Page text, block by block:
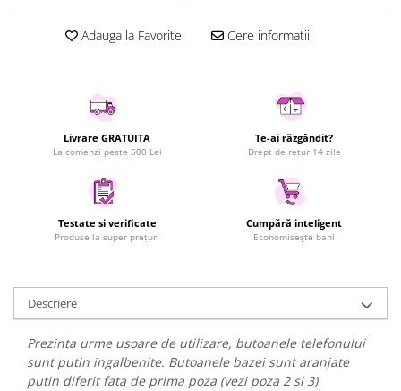
Accesorii si piese masini spalat
rufe si uscatoare
Aparate Frigorifice
Aparate Racire Aer
Aragaze si cuptoare cu microunde
Climatizare & sisteme de incalzire
Electrocasnice pentru Bucatarie
Fiare de calcat si masini de cusut
Ingrijire Locuinta
Bijuterii
Ceasuri dama
Cutii, curele si accesorii ceasuri
Adauga la Favorite Cere informatii
Livrare GRATUITA
La comenzi peste 500 Lei
Te-ai răzgândit?
Drept de retur 14 zile
Testate si verificate
Produse la super prețuri
Cumpără inteligent
Economisește bani
Descriere
Prezinta urme usoare de utilizare, butoanele telefonului
sunt putin ingalbenite. Butoanele bazei sunt aranjate
putin diferit fata de prima poza (vezi poza 2 si 3)